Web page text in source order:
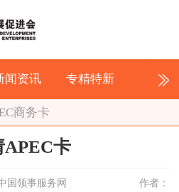
闻资讯 专精特新
商务卡
APEC卡
国领事服务网 作者：